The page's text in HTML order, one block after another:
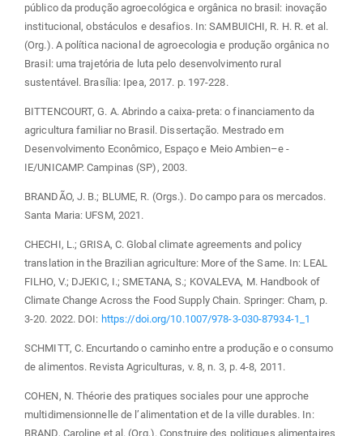
público da produção agroecológica e orgânica no brasil: inovação
institucional, obstáculos e desafios. In: SAMBUICHI, R. H. R. et al.
(Org.). A política nacional de agroecologia e produção orgânica no
Brasil: uma trajetória de luta pelo desenvolvimento rural
sustentável. Brasília: Ipea, 2017. p. 197-228.
BITTENCOURT, G. A. Abrindo a caixa-preta: o financiamento da
agricultura familiar no Brasil. Dissertação. Mestrado em
Desenvolvimento Econômico, Espaço e Meio Ambien–e -
IE/UNICAMP. Campinas (SP), 2003.
BRANDÃO, J. B.; BLUME, R. (Orgs.). Do campo para os mercados.
Santa Maria: UFSM, 2021.
CHECHI, L.; GRISA, C. Global climate agreements and policy
translation in the Brazilian agriculture: More of the Same. In: LEAL
FILHO, V.; DJEKIC, I.; SMETANA, S.; KOVALEVA, M. Handbook of
Climate Change Across the Food Supply Chain. Springer: Cham, p.
3-20. 2022. DOI: https://doi.org/10.1007/978-3-030-87934-1_1
SCHMITT, C. Encurtando o caminho entre a produção e o consumo
de alimentos. Revista Agriculturas, v. 8, n. 3, p. 4-8, 2011.
COHEN, N. Théorie des pratiques sociales pour une approche
multidimensionnelle de l’alimentation et de la ville durables. In:
BRAND, Caroline et al. (Org.). Construire des politiques alimentaires